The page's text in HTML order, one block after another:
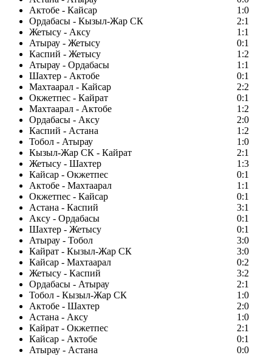
Актобе - Кайсар
1:0
Ордабасы - Кызыл-Жар СК
2:1
Жетысу - Аксу
1:1
Атырау - Жетысу
0:1
Каспий - Жетысу
1:2
Атырау - Ордабасы
1:1
Шахтер - Актобе
0:1
Махтаарал - Кайсар
2:2
Окжетпес - Кайрат
0:1
Махтаарал - Актобе
1:2
Ордабасы - Аксу
2:0
Каспий - Астана
1:2
Тобол - Атырау
1:0
Кызыл-Жар СК - Кайрат
2:1
Жетысу - Шахтер
1:3
Кайсар - Окжетпес
0:1
Актобе - Махтаарал
1:1
Окжетпес - Кайсар
0:1
Астана - Каспий
3:1
Аксу - Ордабасы
0:1
Шахтер - Жетысу
0:1
Атырау - Тобол
3:0
Кайрат - Кызыл-Жар СК
3:0
Кайсар - Махтаарал
0:2
Жетысу - Каспий
3:2
Ордабасы - Атырау
2:1
Тобол - Кызыл-Жар СК
1:0
Актобе - Шахтер
2:0
Астана - Аксу
1:0
Кайрат - Окжетпес
2:1
Кайсар - Актобе
0:1
Атырау - Астана
0:0